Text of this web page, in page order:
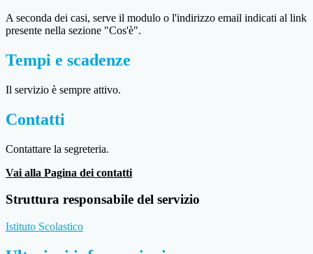
A seconda dei casi, serve il modulo o l'indirizzo email indicati al link
presente nella sezione "Cos'è".
Tempi e scadenze
Il servizio è sempre attivo.
Contatti
Contattare la segreteria.
Vai alla Pagina dei contatti
Struttura responsabile del servizio
Istituto Scolastico